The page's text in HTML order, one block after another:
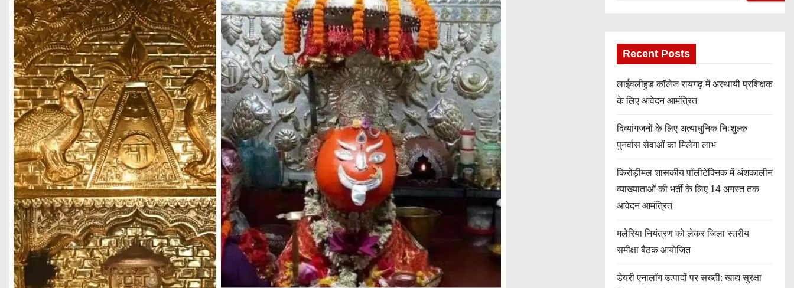
Recent Posts
लाईवलीहुड कॉलेज रायगढ़ में अस्थायी प्रशिक्षक
के लिए आवेदन आमंत्रित
दिव्यांगजनों के लिए अत्याधुनिक निःशुल्क
पुनर्वास सेवाओं का मिलेगा लाभ
किरोड़ीमल शासकीय पॉलीटेक्निक में अंशकालीन
व्याख्याताओं की भर्ती के लिए 14 अगस्त तक
आवेदन आमंत्रित
मलेरिया नियंत्रण को लेकर जिला स्तरीय
समीक्षा बैठक आयोजित
डेयरी एनालॉग उत्पादों पर सख्ती: खाद्य सुरक्षा